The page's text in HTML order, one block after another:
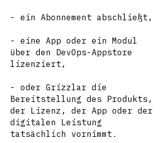
- ein Abonnement abschließt,
- eine App oder ein Modul
über den DevOps-Appstore
lizenziert,
- oder Grizzlar die
Bereitstellung des Produkts,
der Lizenz, der App oder der
digitalen Leistung
tatsächlich vornimmt.